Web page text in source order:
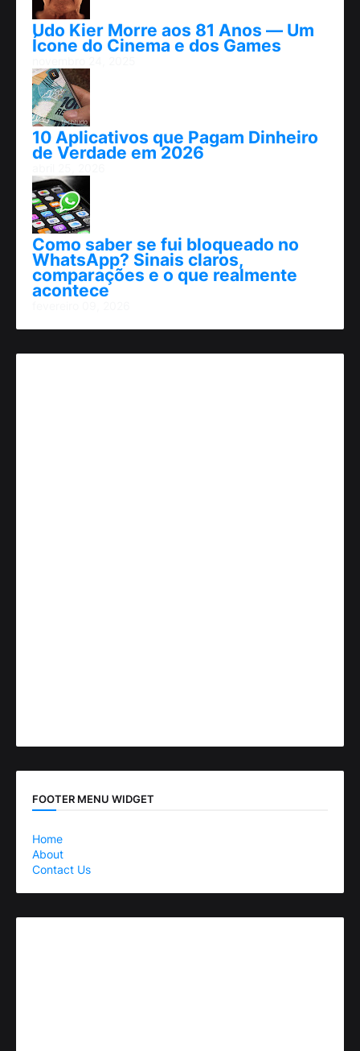
Udo Kier Morre aos 81 Anos — Um
Ícone do Cinema e dos Games
10 Aplicativos que Pagam Dinheiro
de Verdade em 2026
Como saber se fui bloqueado no
WhatsApp? Sinais claros,
comparações e o que realmente
acontece
FOOTER MENU WIDGET
Home
About
Contact Us